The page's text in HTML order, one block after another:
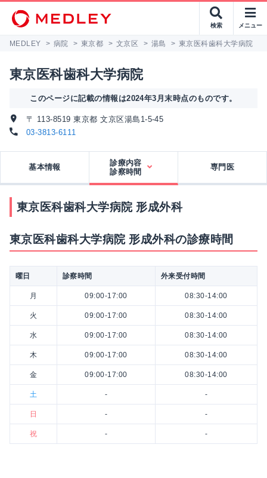
検索 メニュー
MEDLEY > 病院 > 東京都 > 文京区 > 湯島 > 東京医科歯科大学病院
東京医科歯科大学病院
このページに記載の情報は2024年3月末時点のものです。
〒 113-8519 東京都 文京区湯島1-5-45
03-3813-6111
基本情報
診療内容
診察時間
専門医
東京医科歯科大学病院 形成外科
東京医科歯科大学病院 形成外科の診療時間
曜日 診察時間 外来受付時間
月 09:00-17:00 08:30-14:00
火 09:00-17:00 08:30-14:00
水 09:00-17:00 08:30-14:00
木 09:00-17:00 08:30-14:00
金 09:00-17:00 08:30-14:00
土 - -
日 - -
祝 - -